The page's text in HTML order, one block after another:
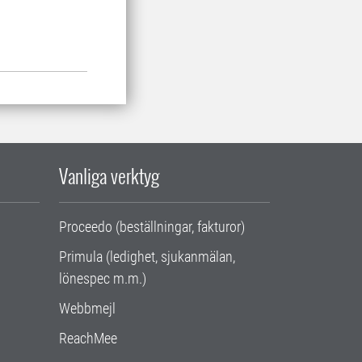
Vanliga verktyg
Proceedo (beställningar, fakturor)
Primula (ledighet, sjukanmälan,
lönespec m.m.)
Webbmejl
ReachMee